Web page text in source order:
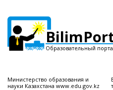
Образовательный
Министерство образования и
науки Казахстана www.edu.gov.kz